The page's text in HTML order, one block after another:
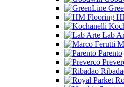
Lab
Parento